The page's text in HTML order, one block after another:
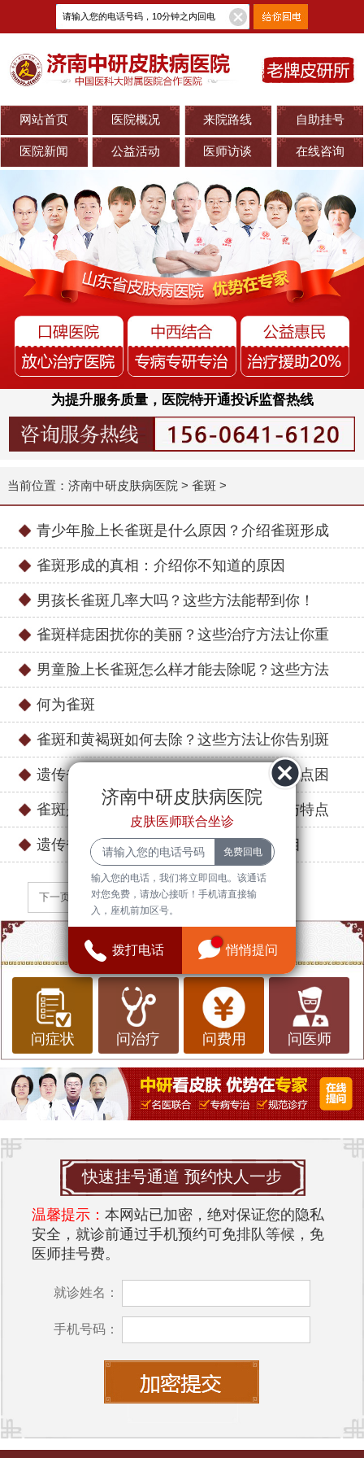
网站首页 医院概况 来院路线 自助挂号
医院新闻 公益活动 医师访谈 在线咨询
为提升服务质量，医院特开通投诉监督热线
当前位置： 济南中研皮肤病医院 > 雀斑 >
青少年脸上长雀斑是什么原因？介绍雀斑形成
雀斑形成的真相：介绍你不知道的原因
男孩长雀斑几率大吗？这些方法能帮到你！
雀斑样痣困扰你的美丽？这些治疗方法让你重
男童脸上长雀斑怎么样才能去除呢？这些方法
何为雀斑
雀斑和黄褐斑如何去除？这些方法让你告别斑
遗传雀斑怎么调理？这些方法让你告别斑点困
雀斑是什么斑型？介绍雀斑的形成原因与特点
遗传雀斑能彻底根除吗？科学了解其真相
下一页
点一点，知道更多信息
问症状 问治疗 问费用 问医师
快速挂号通道 预约快人一步
温馨提示： 本网站已加密，绝对保证您的隐私
安全，就诊前通过手机预约可免排队等候，免
医师挂号费。
就诊姓名：
手机号码：
济南中研皮肤病医院
皮肤医师联合坐诊
输入您的电话，我们将立即回电。该通话
对您免费，请放心接听！手机请直接输
入，座机前加区号。
拨打电话 悄悄提问